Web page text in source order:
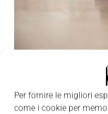
Per fornire le migliori
come i cookie per
Red Carpet,
Nicoletta Buora - 3